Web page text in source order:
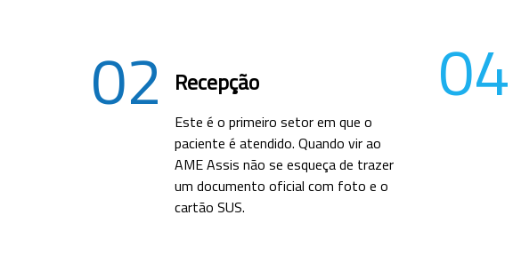
02 Recepção
Este é o primeiro setor em que o
paciente é atendido. Quando vir ao
AME Assis não se esqueça de trazer
um documento oficial com foto e o
cartão SUS.
04